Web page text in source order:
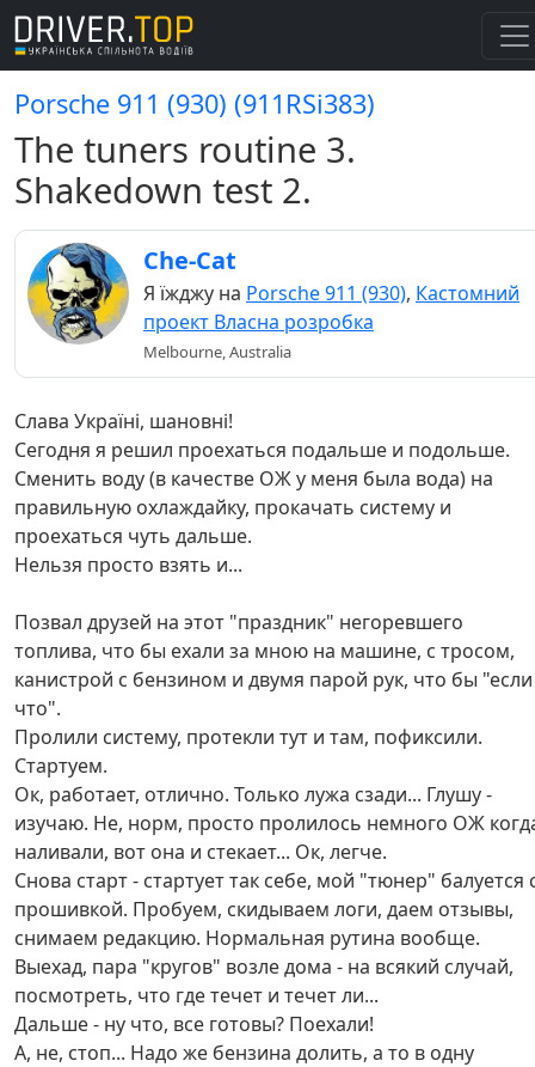
Porsche 911 (930) (911RSi383)
The tuners routine 3.
Shakedown test 2.
Che-Cat
Я їжджу на Porsche 911 (930), Кастомний
проект Власна розробка
Melbourne, Australia
Слава Україні, шановні!
Сегодня я решил проехаться подальше и подольше.
Сменить воду (в качестве ОЖ у меня была вода) на
правильную охлаждайку, прокачать систему и
проехаться чуть дальше.
Нельзя просто взять и...
Позвал друзей на этот "праздник" негоревшего
топлива, что бы ехали за мною на машине, с тросом,
канистрой с бензином и двумя парой рук, что бы "если
что".
Пролили систему, протекли тут и там, пофиксили.
Стартуем.
Ок, работает, отлично. Только лужа сзади... Глушу -
изучаю. Не, норм, просто пролилось немного ОЖ
наливали, вот она и стекает... Ок, легче.
Снова старт - стартует так себе, мой "тюнер" балуется
прошивкой. Пробуем, скидываем логи, даем отзывы,
снимаем редакцию. Нормальная рутина вообще.
Выехад, пара "кругов" возле дома - на всякий случай,
посмотреть, что где течет и течет ли...
Дальше - ну что, все готовы? Поехали!
А, не, стоп... Надо же бензина долить, а то в одну